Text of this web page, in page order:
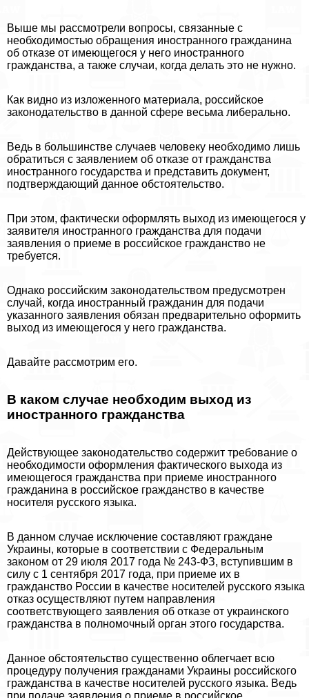
Выше мы рассмотрели вопросы, связанные с
необходимостью обращения иностранного гражданина
об отказе от имеющегося у него иностранного
гражданства, а также случаи, когда делать это не нужно.
Как видно из изложенного материала, российское
законодательство в данной сфере весьма либерально.
Ведь в большинстве случаев человеку необходимо лишь
обратиться с заявлением об отказе от гражданства
иностранного государства и представить документ,
подтверждающий данное обстоятельство.
При этом, фактически оформлять выход из имеющегося у
заявителя иностранного гражданства для подачи
заявления о приеме в российское гражданство не
требуется.
Однако российским законодательством предусмотрен
случай, когда иностранный гражданин для подачи
указанного заявления обязан предварительно оформить
выход из имеющегося у него гражданства.
Давайте рассмотрим его.
В каком случае необходим выход из
иностранного гражданства
Действующее законодательство содержит требование о
необходимости оформления фактического выхода из
имеющегося гражданства при приеме иностранного
гражданина в российское гражданство в качестве
носителя русского языка.
В данном случае исключение составляют граждане
Украины, которые в соответствии с Федеральным
законом от 29 июля 2017 года № 243-ФЗ, вступившим в
силу с 1 сентября 2017 года, при приеме их в
гражданство России в качестве носителей русского языка
отказ осуществляют путем направления
соответствующего заявления об отказе от украинского
гражданства в полномочный орган этого государства.
Данное обстоятельство существенно облегчает всю
процедуру получения гражданами Украины российского
гражданства в качестве носителей русского языка. Ведь
при подаче заявления о приеме в российское